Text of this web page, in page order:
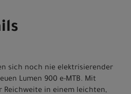
sich noch nie elektrisierender
Lumen 900 e-MTB. Mit
Reichweite in einem leichten,